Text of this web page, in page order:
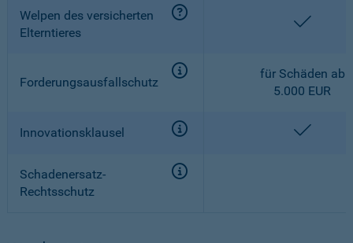
Welpen des versicherten
Elterntieres
Forderungsausfallschutz
für Schäden ab
5.000 EUR
Innovationsklausel
Schadenersatz-
Rechtsschutz